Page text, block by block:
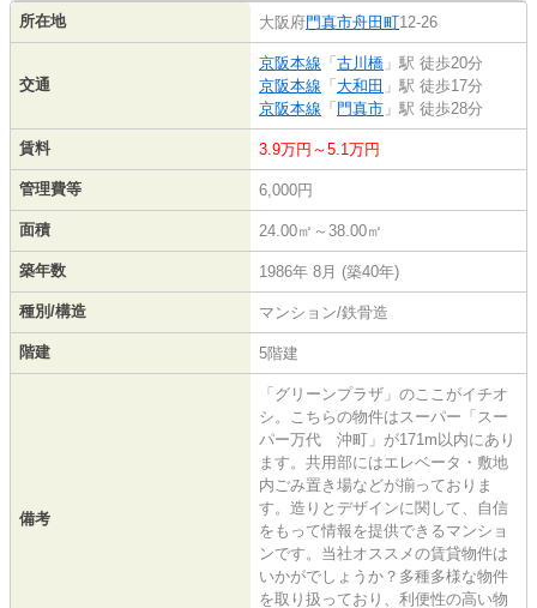
所在地 大阪府門真市舟田町12-26
交通
京阪本線 「 古川橋 」駅 徒歩20分
京阪本線 「 大和田 」駅 徒歩17分
京阪本線 「 門真市 」駅 徒歩28分
賃料 3.9万円～5.1万円
管理費等 6,000円
面積 24.00㎡～38.00㎡
築年数 1986年 8月 (築40年)
種別/構造 マンション/鉄骨造
階建 5階建
備考
「グリーンプラザ」のここがイチオ
シ。こちらの物件はスーパー「スー
パー万代 沖町」が171m以内にあり
ます。共用部にはエレベータ・敷地
内ごみ置き場などが揃っておりま
す。造りとデザインに関して、自信
をもって情報を提供できるマンショ
ンです。当社オススメの賃貸物件は
いかがでしょうか？多種多様な物件
を取り扱っており、利便性の高い物